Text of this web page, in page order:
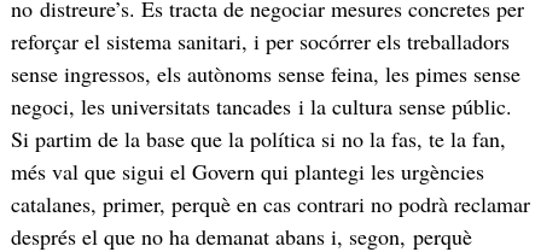
no distreure’s. Es tracta de negociar mesures concretes per
reforçar el sistema sanitari, i per socórrer els treballadors
sense ingressos, els autònoms sense feina, les pimes sense
negoci, les universitats tancades i la cultura sense públic.
Si partim de la base que la política si no la fas, te la fan,
més val que sigui el Govern qui plantegi les urgències
catalanes, primer, perquè en cas contrari no podrà reclamar
després el que no ha demanat abans i, segon, perquè